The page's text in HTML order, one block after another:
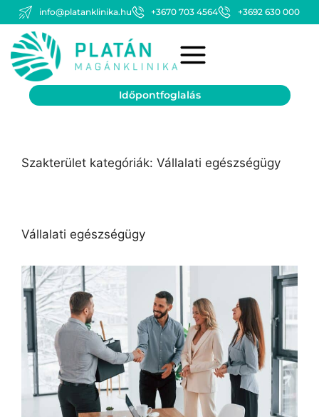
info@platanklinika.hu +3670 703 4564 +3692 630 000
Időpontfoglalás
Szakterület kategóriák: Vállalati egészségügy
Vállalati egészségügy